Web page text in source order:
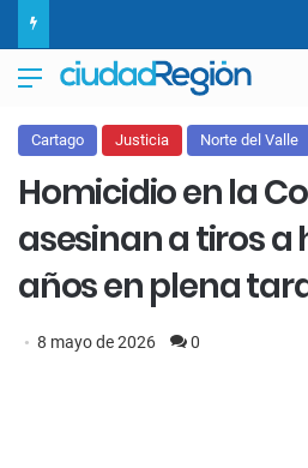
Menú
Cartago Justicia Norte del Valle
Homicidio en la
asesinan a tiros a
años en plena
8 mayo de 2026 0